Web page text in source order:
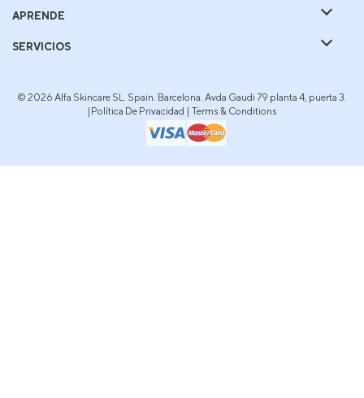
APRENDE
SERVICIOS
© 2026 Alfa Skincare SL. Spain. Barcelona. Avda Gaudi 79 planta 4, puerta 3.
| Política De Privacidad |Terms & Conditions